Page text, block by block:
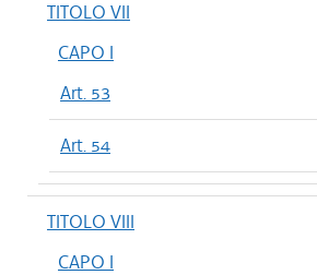
TITOLO VII
CAPO I
Art. 53
Art. 54
TITOLO VIII
CAPO I